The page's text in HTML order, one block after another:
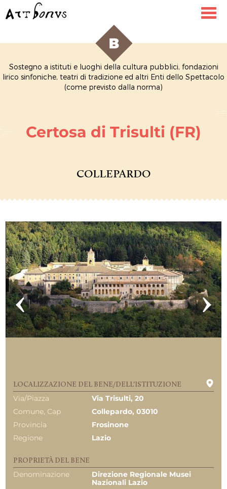
Sostegno a istituti e luoghi della cultura pubblici, fondazioni
lirico sinfoniche, teatri di tradizione ed altri Enti dello Spettacolo
(come previsto dalla norma)
Certosa di Trisulti (FR)
COLLEPARDO
LOCALIZZAZIONE DEL BENE/DELL'ISTITUZIONE
Via/Piazza
Via Trisulti, 20
Comune, Cap
Collepardo, 03010
Provincia
Frosinone
Regione
Lazio
PROPRIETÀ DEL BENE
Denominazione
Direzione Regionale Musei
Nazionali Lazio